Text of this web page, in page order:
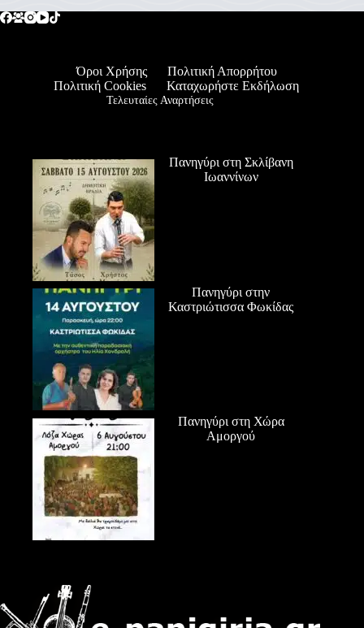
Όροι Χρήσης
Πολιτική Απορρήτου
Πολιτική Cookies
Καταχωρήστε Εκδήλωση
Τελευταίες Αναρτήσεις
Πανηγύρι στη Σκλίβανη
Ιωαννίνων
Πανηγύρι στην
Καστριώτισσα Φωκίδας
Πανηγύρι στη Χώρα
Αμοργού